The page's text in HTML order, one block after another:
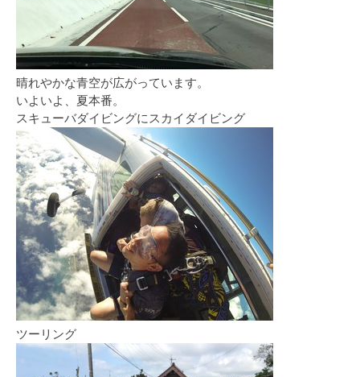
晴れやかな青空が広がっています。
いよいよ、夏本番。
スキューバダイビングにスカイダイビング
ツーリング